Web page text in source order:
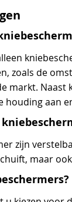
zoals de
markt.
houding aan
zijn
maar